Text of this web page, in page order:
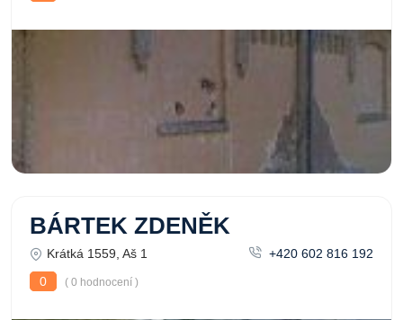
BÁRTEK ZDENĚK
Krátká 1559, Aš 1
+420 602 816 192
0
( 0 hodnocení )